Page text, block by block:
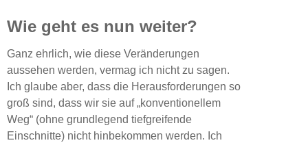
Wie geht es nun weiter?
Ganz ehrlich, wie diese Veränderungen
aussehen werden, vermag ich nicht zu sagen.
Ich glaube aber, dass die Herausforderungen so
groß sind, dass wir sie auf „konventionellem
Weg“ (ohne grundlegend tiefgreifende
Einschnitte) nicht hinbekommen werden. Ich